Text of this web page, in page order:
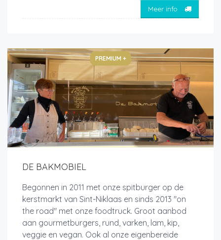
Meer info
PREMIUM +
DE BAKMOBIEL
Begonnen in 2011 met onze spitburger op de
kerstmarkt van Sint-Niklaas en sinds 2013 "on
the road" met onze foodtruck. Groot aanbod
aan gourmetburgers, rund, varken, lam, kip,
veggie en vegan. Ook al onze eigenbereide